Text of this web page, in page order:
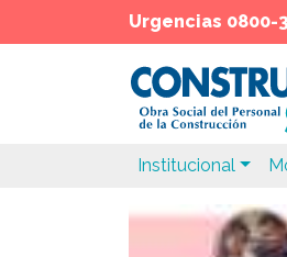
Urgencias 0800-
Institucional